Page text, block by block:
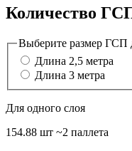
Количество
Выберите размер ГСП
Длина 2,5 метра
Длина 3 метра
Для одного слоя
154.88 шт ~2 паллета